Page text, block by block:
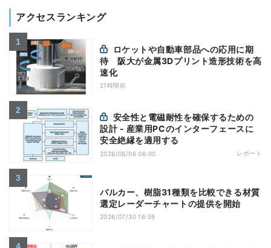
アクセスランキング
待 阪大が金属3Dプリント造形技術を高
速化
21時間前
設計 - 産業用PCのインターフェースに
安全絶縁を適用する
2026/08/06 06:00 レポート
バルカー、樹脂31種類を比較できる材質
選定レーダーチャートの提供を開始
2026/07/30 16:59